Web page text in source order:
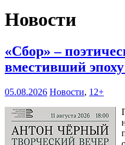
Новости
«Сбор» –
вместивший эпоху
05.08.2026 Новости, 12+